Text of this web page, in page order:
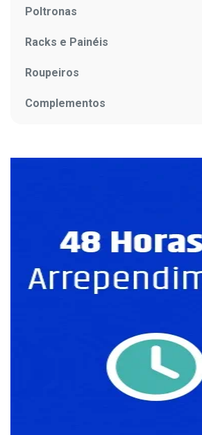
Poltronas
Racks e Painéis
Roupeiros
Complementos